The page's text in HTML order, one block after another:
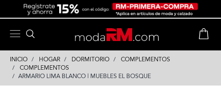
INICIO HOGAR DORMITORIO
COMPLEMENTOS
COMPLEMENTOS
ARMARIO LIMA BLANCO | MUEBLES EL BOSQUE